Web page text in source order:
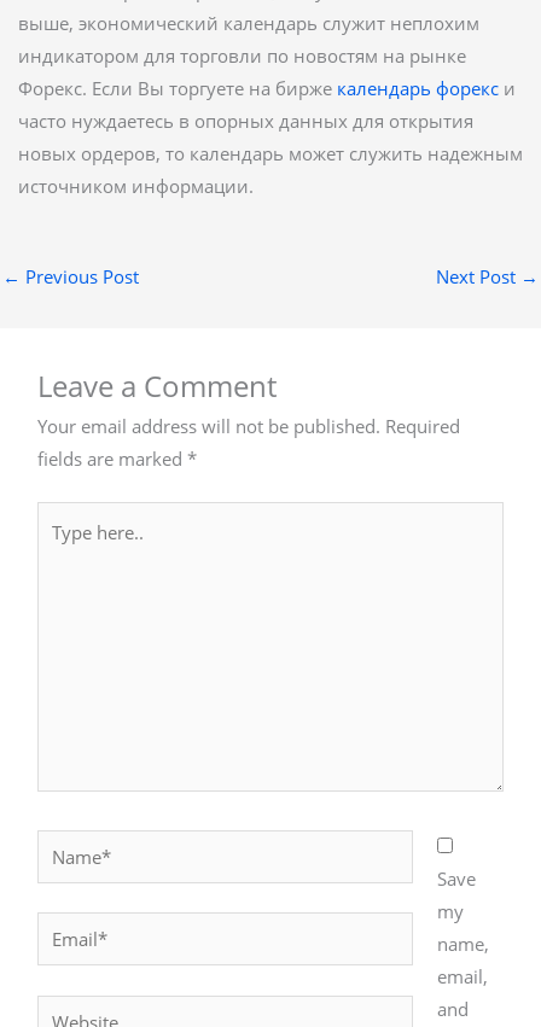
выше, экономический календарь служит неплохим
индикатором для торговли по новостям на рынке
Форекс. Если Вы торгуете на бирже календарь форекси
часто нуждаетесь в опорных данных для открытия
новых ордеров, то календарь может служить надежным
источником информации.
← Previous Post Next Post →
Leave a Comment
Your email address will not be published. Required
fields are marked*
here..
Email*
Website
Save
my
name,
email,
and